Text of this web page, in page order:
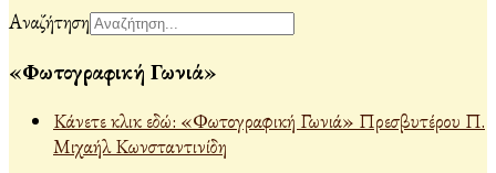
Αναζήτηση
«Φωτογραφική Γωνιά»
Κάνετε κλικ εδώ: «Φωτογραφική Γωνιά» Πρεσβυτέρου Π.
Μιχαήλ Κωνσταντινίδη